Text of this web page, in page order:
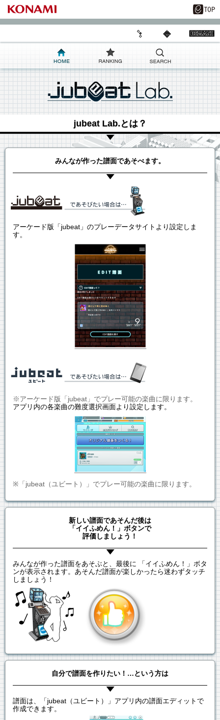
jubeat Lab.とは？
みんなが作った譜面であそべます。
アーケード版「jubeat」のプレーデータサイトより設定しま
す。
※アーケード版「jubeat」でプレー可能の楽曲に限ります。
アプリ内の各楽曲の難度選択画面より設定します。
※「jubeat（ユビート）」でプレー可能の楽曲に限ります。
新しい譜面であそんだ後は
「イイふめん！」ボタンで
評価しましょう！
みんなが作った譜面をあそぶと、最後に 「イイふめん！」ボタ
ンが表示されます。あそんだ譜面が楽しかったら迷わずタッチ
しましょう！
自分で譜面を作りたい！…という方は
譜面は、「jubeat（ユビート）」アプリ内の譜面エディットで
作成できます。